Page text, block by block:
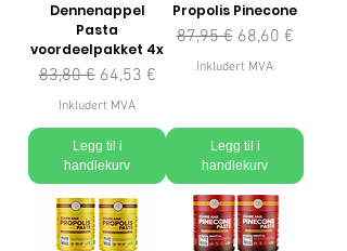
Dennenappel
Pasta
voordeelpakket 4x
Vanlig pris
83,80 € Salgspris
64,53 €
Inkludert MVA
Legg til i
handlekurv
Propolis Pinecone
Vanlig pris
87,95 € Salgspris
68,60 €
Inkludert MVA
Legg til i
handlekurv